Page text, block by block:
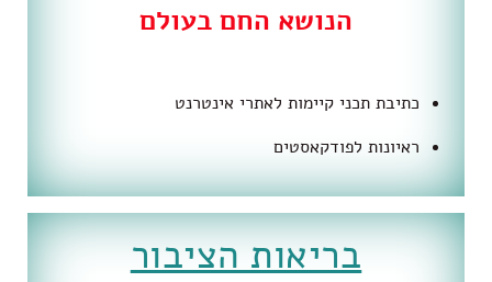
הנושא החם בעולם
כתיבת תכני קיימות לאתרי אינטרנט
ראיונות לפודקאסטים
בריאות הציבור